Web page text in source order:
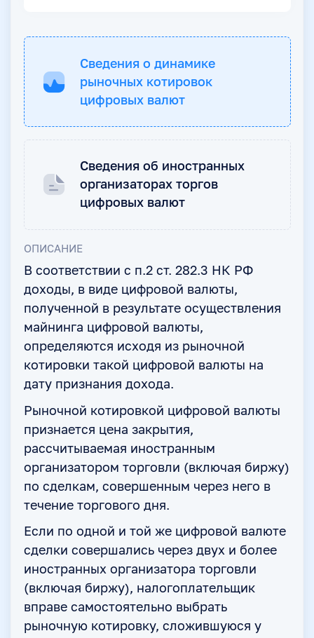
Сведения о динамике
рыночных котировок
цифровых валют
Сведения об иностранных
организаторах торгов
цифровых валют
ОПИСАНИЕ
В соответствии с п.2 ст. 282.3 НК РФ
доходы, в виде цифровой валюты,
полученной в результате осуществления
майнинга цифровой валюты,
определяются исходя из рыночной
котировки такой цифровой валюты на
дату признания дохода.
Рыночной котировкой цифровой валюты
признается цена закрытия,
рассчитываемая иностранным
организатором торговли (включая биржу)
по сделкам, совершенным через него в
течение торгового дня.
Если по одной и той же цифровой валюте
сделки совершались через двух и более
иностранных организатора торговли
(включая биржу), налогоплательщик
вправе самостоятельно выбрать
рыночную котировку, сложившуюся у